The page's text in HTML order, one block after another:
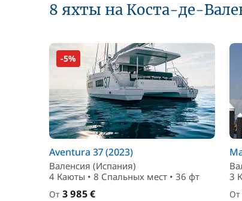
8 яхты на Коста-де-
-5%
Aventura 37 (2023)
Валенсия (Испания)
4 Каюты • 8 Спальныx мест • 36 фт
От 3 985 €
3
От